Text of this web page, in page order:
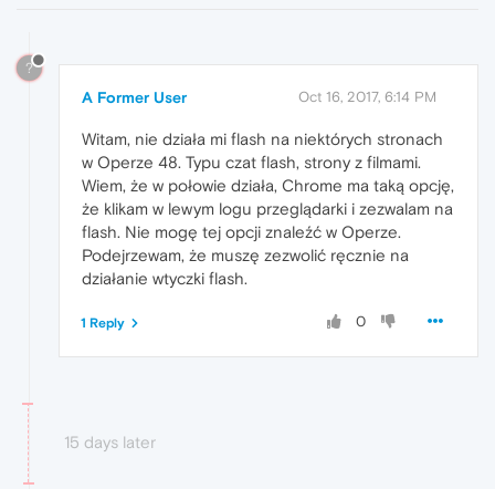
?
A Former User Oct 16, 2017, 6:14 PM
Witam, nie działa mi flash na niektórych stronach
w Operze 48. Typu czat flash, strony z filmami.
Wiem, że w połowie działa, Chrome ma taką opcję,
że klikam w lewym logu przeglądarki i zezwalam na
flash. Nie mogę tej opcji znaleźć w Operze.
Podejrzewam, że muszę zezwolić ręcznie na
działanie wtyczki flash.
0
1 Reply
15 days later